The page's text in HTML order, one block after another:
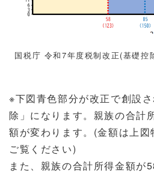
国税庁 令和7年度税制改正(基礎控
※下図青色部分が改正で創設
除」になります。親族の合計
額が変わります。(金額は上
ご覧ください)
また、親族の合計所得金額が